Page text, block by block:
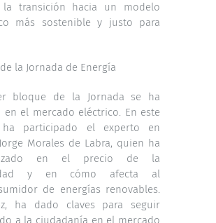
la transición hacia un modelo
más sostenible y justo para
la Jornada de Energía
bloque de la Jornada se ha
en el mercado eléctrico. En este
ha participado el experto en
Morales de Labra, quien ha
en el precio de la
y en cómo afecta al
de energías renovables.
ha dado claves para seguir
a la ciudadanía en el mercado